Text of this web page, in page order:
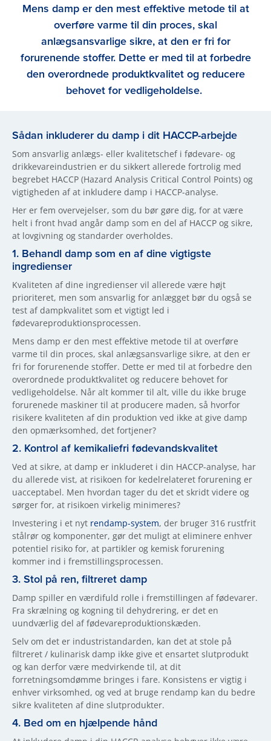
Mens damp er den mest effektive metode til at
overføre varme til din proces, skal
anlægsansvarlige sikre, at den er fri for
forurenende stoffer. Dette er med til at forbedre
den overordnede produktkvalitet og reducere
behovet for vedligeholdelse.
Sådan inkluderer du damp i dit HACCP-arbejde
Som ansvarlig anlægs- eller kvalitetschef i fødevare- og
drikkevareindustrien er du sikkert allerede fortrolig med
begrebet HACCP (Hazard Analysis Critical Control Points) og
vigtigheden af at inkludere damp i HACCP-analyse.
Her er fem overvejelser, som du bør gøre dig, for at være
helt i front hvad angår damp som en del af HACCP og sikre,
at lovgivning og standarder overholdes.
1. Behandl damp som en af dine vigtigste
ingredienser
Kvaliteten af dine ingredienser vil allerede være højt
prioriteret, men som ansvarlig for anlægget bør du også se
test af dampkvalitet som et vigtigt led i
fødevareproduktionsprocessen.
Mens damp er den mest effektive metode til at overføre
varme til din proces, skal anlægsansvarlige sikre, at den er
fri for forurenende stoffer. Dette er med til at forbedre den
overordnede produktkvalitet og reducere behovet for
vedligeholdelse. Når alt kommer til alt, ville du ikke bruge
forurenede maskiner til at producere maden, så hvorfor
risikere kvaliteten af din produktion ved ikke at give damp
den opmærksomhed, det fortjener?
2. Kontrol af kemikaliefri fødevandskvalitet
Ved at sikre, at damp er inkluderet i din HACCP-analyse, har
du allerede vist, at risikoen for kedelrelateret forurening er
uacceptabel. Men hvordan tager du det et skridt videre og
sørger for, at risikoen virkelig minimeres?
Investering i et nyt rendamp-system, der bruger 316 rustfrit
stålrør og komponenter, gør det muligt at eliminere enhver
potentiel risiko for, at partikler og kemisk forurening
kommer ind i fremstillingsprocessen.
3. Stol på ren, filtreret damp
Damp spiller en værdifuld rolle i fremstillingen af fødevarer.
Fra skrælning og kogning til dehydrering, er det en
uundværlig del af fødevareproduktionskæden.
Selv om det er industristandarden, kan det at stole på
filtreret / kulinarisk damp ikke give et ensartet slutprodukt
og kan derfor være medvirkende til, at dit
forretningsomdømme bringes i fare. Konsistens er vigtig i
enhver virksomhed, og ved at bruge rendamp kan du bedre
sikre kvaliteten af dine slutprodukter.
4. Bed om en hjælpende hånd